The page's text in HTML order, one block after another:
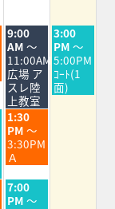
土
曜
日,
8
月
8th
2026
9:00
AM ～
11:00AM
広場 ア
スレ陸
上教室
日
曜
日,
8
月
9th
3:00
PM ～
5:00PM
ｺｰﾄ(1
面)
土
曜
日,
8
月
8th
2026
1:30
PM ～
3:30PM
Ａ
土
曜
7:00
PM ～